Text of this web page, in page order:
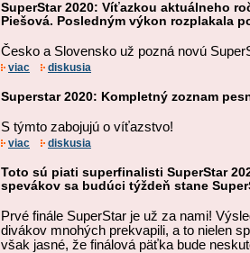
SuperStar 2020: Víťazkou aktuálneho
Piešová. Posledným výkon rozplakala
Česko a Slovensko už pozná novú
viac diskusia
Superstar 2020: Kompletný zoznam
S týmto zabojujú o víťazstvo!
viac diskusia
Toto sú piati superfinalisti SuperStar
spevákov sa budúci týždeň stane
Prvé finále SuperStar je už za nami!
divákov mnohých prekvapili, a to nielen
však jasné, že finálová päťka bude